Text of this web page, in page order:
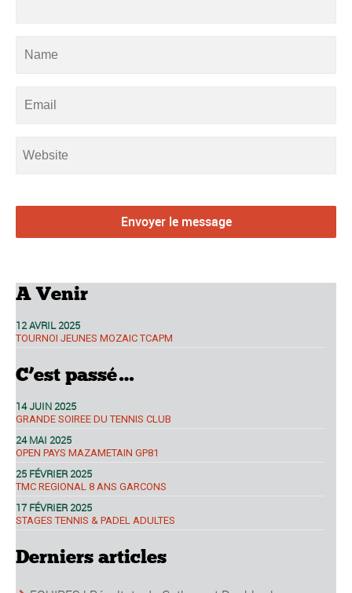
A Venir
12 AVRIL 2025
TOURNOI JEUNES MOZAIC TCAPM
C’est passé…
14 JUIN 2025
GRANDE SOIREE DU TENNIS CLUB
24 MAI 2025
OPEN PAYS MAZAMETAIN GP81
25 FÉVRIER 2025
TMC REGIONAL 8 ANS GARCONS
17 FÉVRIER 2025
STAGES TENNIS & PADEL ADULTES
Derniers articles